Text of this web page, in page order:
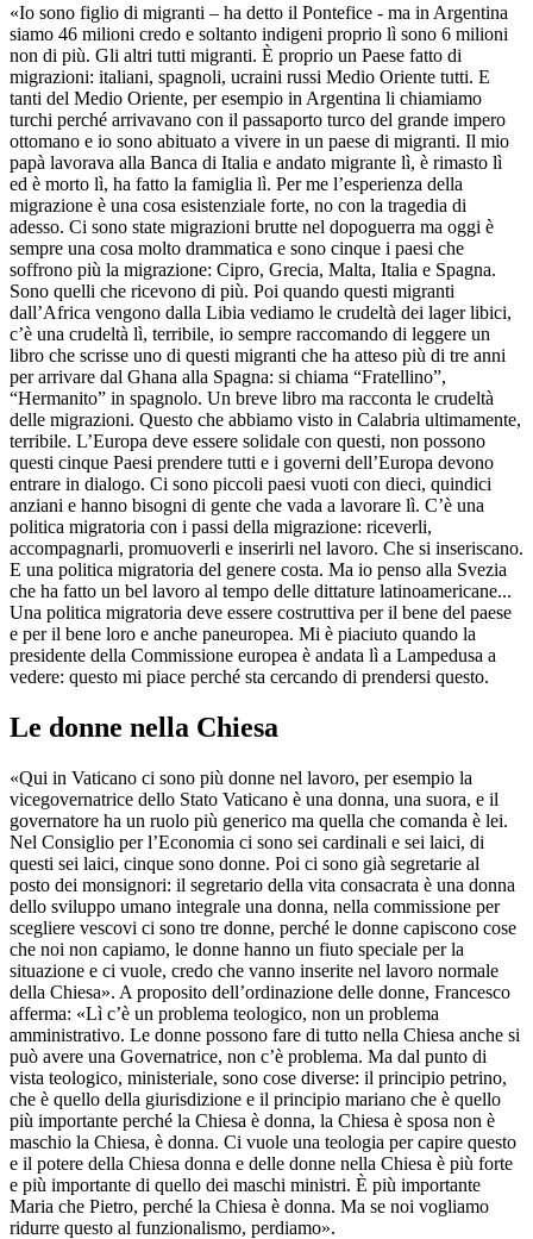
«Io sono figlio di migranti – ha detto il Pontefice - ma in Argentina
siamo 46 milioni credo e soltanto indigeni proprio lì sono 6 milioni
non di più. Gli altri tutti migranti. È proprio un Paese fatto di
migrazioni: italiani, spagnoli, ucraini russi Medio Oriente tutti. E
tanti del Medio Oriente, per esempio in Argentina li chiamiamo
turchi perché arrivavano con il passaporto turco del grande impero
ottomano e io sono abituato a vivere in un paese di migranti. Il mio
papà lavorava alla Banca di Italia e andato migrante lì, è rimasto lì
ed è morto lì, ha fatto la famiglia lì. Per me l’esperienza della
migrazione è una cosa esistenziale forte, no con la tragedia di
adesso. Ci sono state migrazioni brutte nel dopoguerra ma oggi è
sempre una cosa molto drammatica e sono cinque i paesi che
soffrono più la migrazione: Cipro, Grecia, Malta, Italia e Spagna.
Sono quelli che ricevono di più. Poi quando questi migranti
dall’Africa vengono dalla Libia vediamo le crudeltà dei lager libici,
c’è una crudeltà lì, terribile, io sempre raccomando di leggere un
libro che scrisse uno di questi migranti che ha atteso più di tre anni
per arrivare dal Ghana alla Spagna: si chiama “Fratellino”,
“Hermanito” in spagnolo. Un breve libro ma racconta le crudeltà
delle migrazioni. Questo che abbiamo visto in Calabria ultimamente,
terribile. L’Europa deve essere solidale con questi, non possono
questi cinque Paesi prendere tutti e i governi dell’Europa devono
entrare in dialogo. Ci sono piccoli paesi vuoti con dieci, quindici
anziani e hanno bisogni di gente che vada a lavorare lì. C’è una
politica migratoria con i passi della migrazione: riceverli,
accompagnarli, promuoverli e inserirli nel lavoro. Che si inseriscano.
E una politica migratoria del genere costa. Ma io penso alla Svezia
che ha fatto un bel lavoro al tempo delle dittature latinoamericane...
Una politica migratoria deve essere costruttiva per il bene del paese
e per il bene loro e anche paneuropea. Mi è piaciuto quando la
presidente della Commissione europea è andata lì a Lampedusa a
vedere: questo mi piace perché sta cercando di prendersi questo.
Le donne nella Chiesa
«Qui in Vaticano ci sono più donne nel lavoro, per esempio la
vicegovernatrice dello Stato Vaticano è una donna, una suora, e il
governatore ha un ruolo più generico ma quella che comanda è lei.
Nel Consiglio per l’Economia ci sono sei cardinali e sei laici, di
questi sei laici, cinque sono donne. Poi ci sono già segretarie al
posto dei monsignori: il segretario della vita consacrata è una donna
dello sviluppo umano integrale una donna, nella commissione per
scegliere vescovi ci sono tre donne, perché le donne capiscono cose
che noi non capiamo, le donne hanno un fiuto speciale per la
situazione e ci vuole, credo che vanno inserite nel lavoro normale
della Chiesa». A proposito dell’ordinazione delle donne, Francesco
afferma: «Lì c’è un problema teologico, non un problema
amministrativo. Le donne possono fare di tutto nella Chiesa anche si
può avere una Governatrice, non c’è problema. Ma dal punto di
vista teologico, ministeriale, sono cose diverse: il principio petrino,
che è quello della giurisdizione e il principio mariano che è quello
più importante perché la Chiesa è donna, la Chiesa è sposa non è
maschio la Chiesa, è donna. Ci vuole una teologia per capire questo
e il potere della Chiesa donna e delle donne nella Chiesa è più forte
e più importante di quello dei maschi ministri. È più importante
Maria che Pietro, perché la Chiesa è donna. Ma se noi vogliamo
ridurre questo al funzionalismo, perdiamo».